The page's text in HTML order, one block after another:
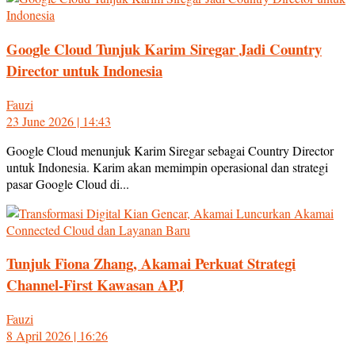
Google Cloud Tunjuk Karim Siregar Jadi Country
Director untuk Indonesia
Fauzi
23 June 2026 | 14:43
Google Cloud menunjuk Karim Siregar sebagai Country Director
untuk Indonesia. Karim akan memimpin operasional dan strategi
pasar Google Cloud di...
Tunjuk Fiona Zhang, Akamai Perkuat Strategi
Channel-First Kawasan APJ
Fauzi
8 April 2026 | 16:26